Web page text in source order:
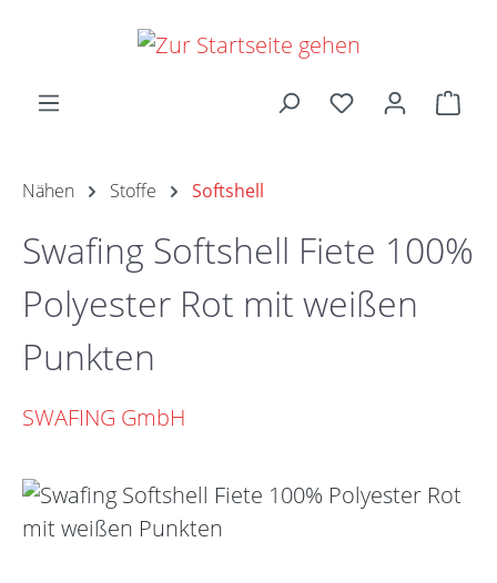
Zum Hauptinhalt springen
Nähen Stoffe Softshell
Swafing Softshell Fiete 100%
Polyester Rot mit weißen
Punkten
SWAFING GmbH
Bildergalerie überspringen